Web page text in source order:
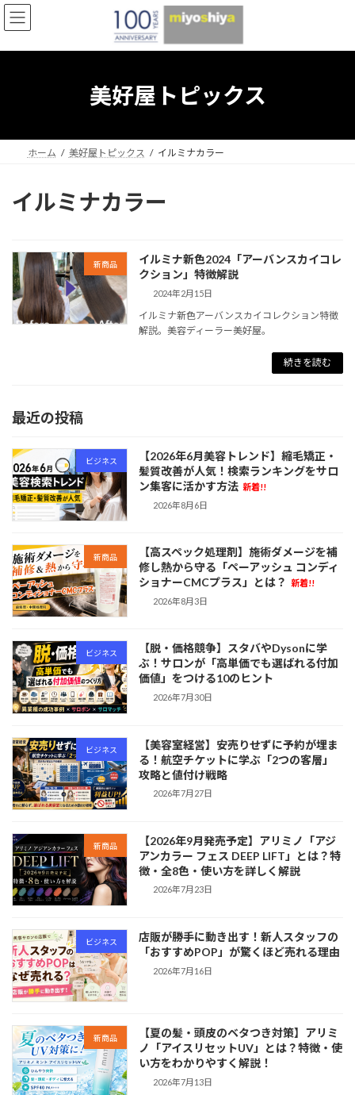
コ
ン
ン
ナ
ビ
ー
美好屋トピックス
ホーム 美好屋トピックス イルミナカラー
イルミナカラー
新商品
イルミナ新色2024「アーバンスカイコレ
クション」特徴解説
2024年2月15日
イルミナ新色アーバンスカイコレクション特徴
解説。美容ディーラー美好屋。
続きを読む
最近の投稿
ビジネス
【2026年6月美容トレンド】縮毛矯正・
髪質改善が人気！検索ランキングをサロ
ン集客に活かす方法 新着!!
2026年8月6日
新商品
【高スペック処理剤】施術ダメージを補
修し熱から守る「ペーアッシュ コンディ
ショナーCMCプラス」とは？
新着!!
2026年8月3日
ビジネス
【脱・価格競争】スタバやDysonに学
ぶ！サロンが「高単価でも選ばれる付加
価値」をつける10のヒント
2026年7月30日
ビジネス
【美容室経営】安売りせずに予約が埋ま
る！航空チケットに学ぶ「2つの客層」
攻略と値付け戦略
2026年7月27日
新商品
【2026年9月発売予定】アリミノ「アジ
アンカラー フェス DEEP LIFT」とは？特
徴・全8色・使い方を詳しく解説
2026年7月23日
ビジネス
店販が勝手に動き出す！新人スタッフの
「おすすめPOP」が驚くほど売れる理由
2026年7月16日
新商品
【夏の髪・頭皮のベタつき対策】アリミ
ノ「アイスリセットUV」とは？特徴・使
い方をわかりやすく解説！
2026年7月13日